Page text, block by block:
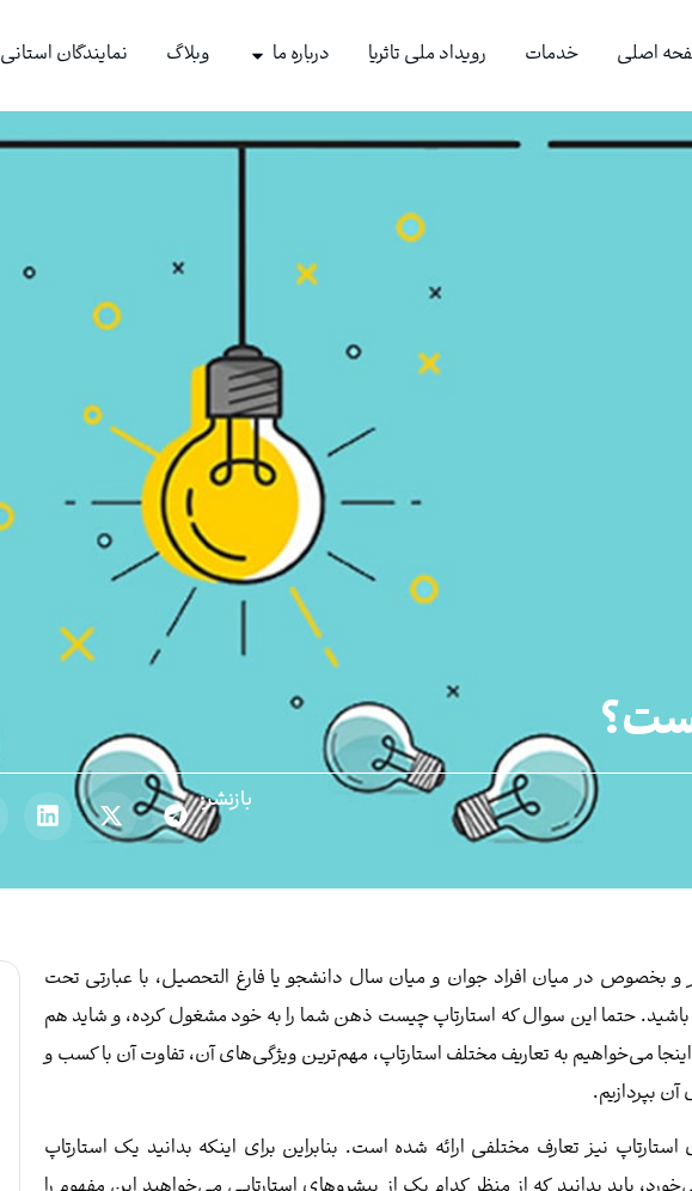
اصلی خدمات رویداد ملی تاثریا درباره ما وبلاگ نمایندگان استانی
بازنشر:
و بخصوص در میان افراد جوان و میان سال دانشجو یا فارغ التحصیل، با عبارتی تحت
باشید. حتما این سوال که استارتاپ چیست ذهن شما را به خود مشغول کرده، و شاید هم
می‌خواهیم به تعاریف مختلف استارتاپ، مهم‌ترین ویژگی‌های آن، تفاوت آن با کسب و
آن بپردازیم.
نیز تعارف مختلفی ارائه شده است. بنابراین برای اینکه بدانید یک استارتاپ